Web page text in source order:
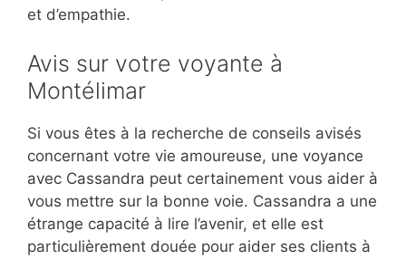
et d’empathie.
Avis sur votre voyante à
Montélimar
Si vous êtes à la recherche de conseils avisés
concernant votre vie amoureuse, une voyance
avec Cassandra peut certainement vous aider à
vous mettre sur la bonne voie. Cassandra a une
étrange capacité à lire l’avenir, et elle est
particulièrement douée pour aider ses clients à